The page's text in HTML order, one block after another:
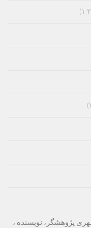
پژوهشگر، نویسنده ،